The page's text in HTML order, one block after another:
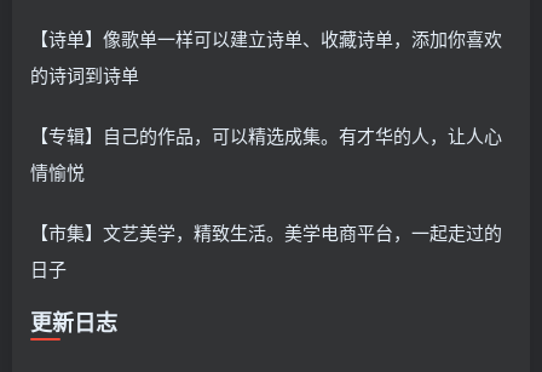
【诗单】像歌单一样可以建立诗单、收藏诗单，添加你喜欢
的诗词到诗单
【专辑】自己的作品，可以精选成集。有才华的人，让人心
情愉悦
【市集】文艺美学，精致生活。美学电商平台，一起走过的
日子
更新日志